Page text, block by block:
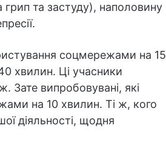
грип та застуду), наполовину
соцмережами на 15
хвилин. Ці учасники
Зате випробовувані, які
на 10 хвилин. Ті ж, кого
діяльності, щодня